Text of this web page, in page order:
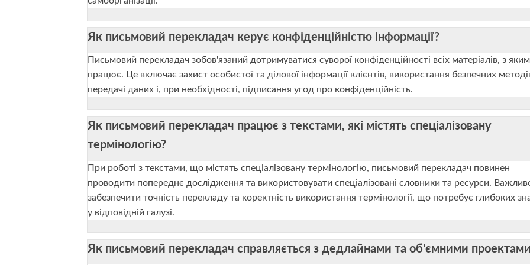
Як письмовий перекладач керує конфіденційністю інформації?
Письмовий перекладач зобов'язаний дотримуватися суворої конфіденційності всіх матеріалів, з
працює. Це включає захист особистої та ділової інформації клієнтів, використання безпечних
передачі даних і, при необхідності, підписання угод про конфіденційність.
Як письмовий перекладач працює з текстами, які містять спеціалізовану
термінологію?
При роботі з текстами, що містять спеціалізовану термінологію, письмовий перекладач повинен
проводити попереднє дослідження та використовувати спеціалізовані словники та ресурси.
забезпечити точність перекладу та коректність використання термінології, що потребує глибоких
у відповідній галузі.
Як письмовий перекладач справляється з дедлайнами та об'ємними